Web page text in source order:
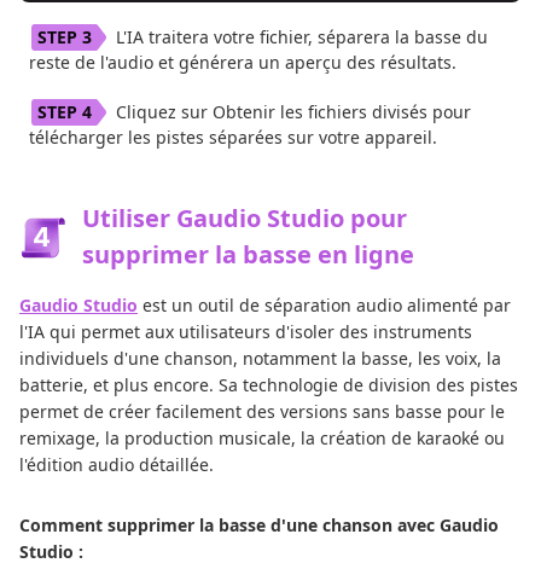
L'IA traitera votre fichier, séparera la basse du
reste de l'audio et générera un aperçu des résultats.
Cliquez sur Obtenir les fichiers divisés pour
télécharger les pistes séparées sur votre appareil.
Utiliser Gaudio Studio pour
supprimer la basse en ligne
Gaudio Studio est un outil de séparation audio alimenté par
l'IA qui permet aux utilisateurs d'isoler des instruments
individuels d'une chanson, notamment la basse, les voix, la
batterie, et plus encore. Sa technologie de division des pistes
permet de créer facilement des versions sans basse pour le
remixage, la production musicale, la création de karaoké ou
l'édition audio détaillée.
Comment supprimer la basse d'une chanson avec Gaudio
Studio :